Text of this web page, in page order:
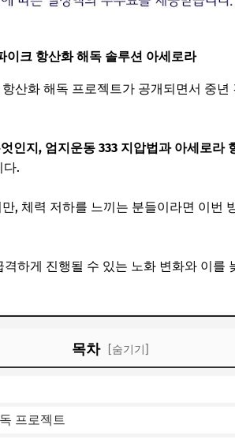
이크 항산화 해독 솔루션 아세로라
산화 해독 프로젝트가 공개되면서 중
인지, 엄지운동 333 지압법과 아세로라
다.
, 체력 저하를 느끼는 분들이라면 이번
하게 진행될 수 있는 노화 변화와 이를
목차 [숨기기]
프로젝트